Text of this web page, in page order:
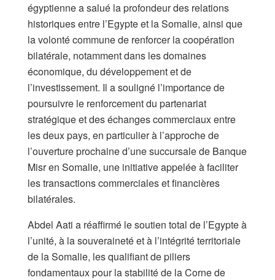
égyptienne a salué la profondeur des relations
historiques entre l’Egypte et la Somalie, ainsi que
la volonté commune de renforcer la coopération
bilatérale, notamment dans les domaines
économique, du développement et de
l’investissement. Il a souligné l’importance de
poursuivre le renforcement du partenariat
stratégique et des échanges commerciaux entre
les deux pays, en particulier à l’approche de
l’ouverture prochaine d’une succursale de Banque
Misr en Somalie, une initiative appelée à faciliter
les transactions commerciales et financières
bilatérales.
Abdel Aati a réaffirmé le soutien total de l’Egypte à
l’unité, à la souveraineté et à l’intégrité territoriale
de la Somalie, les qualifiant de piliers
fondamentaux pour la stabilité de la Corne de